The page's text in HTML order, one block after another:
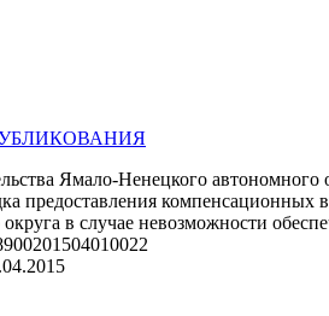
Ямало-Ненецкого
предоставления компенсационных
в случае невозможности